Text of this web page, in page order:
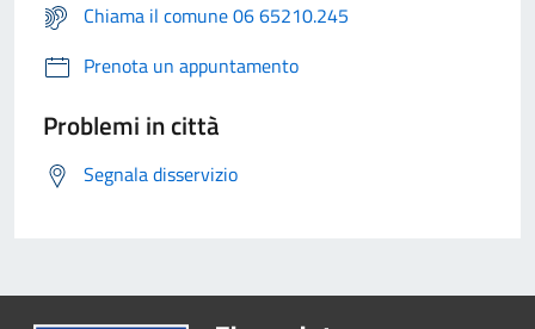
Chiama il comune 06 65210.245
Prenota un appuntamento
Problemi in città
Segnala disservizio